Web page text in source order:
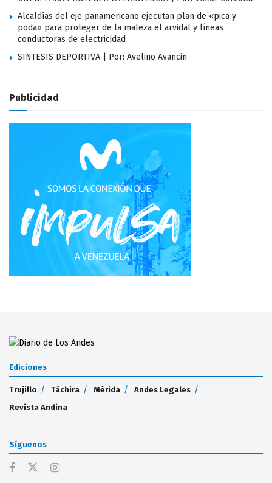
Alcaldías del eje panamericano ejecutan plan de «pica y
poda» para proteger de la maleza el arvidal y líneas
conductoras de electricidad
SINTESIS DEPORTIVA | Por: Avelino Avancin
Publicidad
Ediciones
Trujillo Táchira Mérida
Andes Legales
Revista Andina
Síguenos